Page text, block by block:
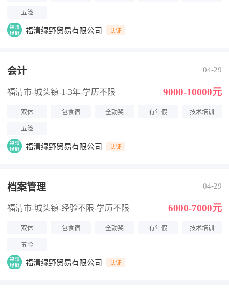
五险
福清绿野贸易有限公司 认证
会计 04-29
福清市-城头镇-1-3年-学历不限 9000-10000元
双休 包食宿 全勤奖 有年假 技术培训
五险
福清绿野贸易有限公司 认证
档案管理 04-29
福清市-城头镇-经验不限-学历不限 6000-7000元
双休 包食宿 全勤奖 有年假 技术培训
五险
福清绿野贸易有限公司 认证